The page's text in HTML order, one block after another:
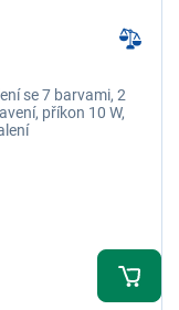
se 7 barvami, 2
příkon 10 W,